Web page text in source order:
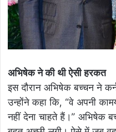
अभिषेक ने की थी ऐसी हरकत
इस दौरान अभिषेक बच्चन ने
उन्होंने कहा कि, “वे अपनी
नहीं देना चाहते हैं।” अभिषेक